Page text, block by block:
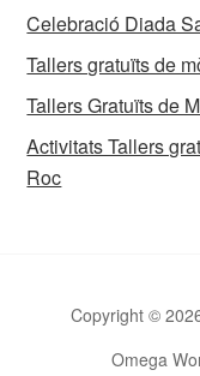
Celebració Diada
Tallers gratuïts de
Tallers Gratuïts de
Activitats Tallers
Roc
Copyright ©
Omega